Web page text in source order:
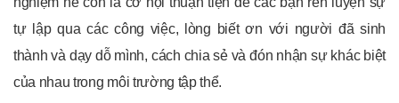
tự lập qua các công việc, lòng biết ơn với người đã sinh
thành và dạy dỗ mình, cách chia sẻ và đón nhận sự khác biệt
của nhau trong môi trường tập thể.